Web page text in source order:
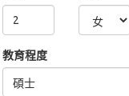
教育程度